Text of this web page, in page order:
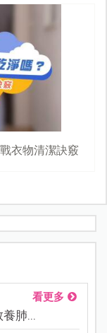
衣物清潔訣竅
看更多
肺...